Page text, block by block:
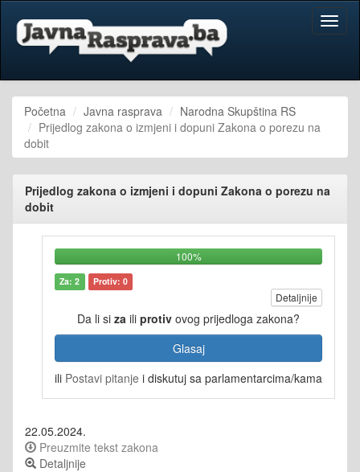
Početna Javna rasprava
Narodna Skupština RS
Prijedlog zakona o izmjeni i dopuni Zakona o porezu na
dobit
Prijedlog zakona o izmjeni i dopuni Zakona o porezu na
dobit
100%
Za: 2 Protiv: 0
Detaljnije
Da li si za ili protiv ovog prijedloga zakona?
Glasaj
ili Postavi pitanje i diskutuj sa parlamentarcima/kama
22.05.2024.
Preuzmite tekst zakona
Detaljnije